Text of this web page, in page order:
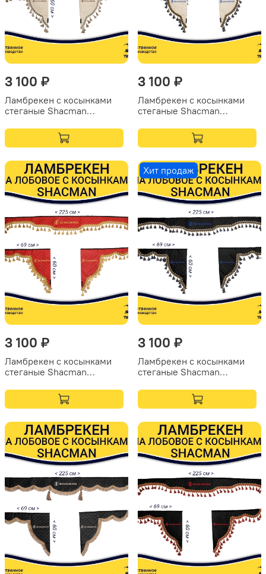
3 100 ₽
Ламбрекен с косынками
стеганые Shacman
бежевые кисточки)
3 100 ₽
Ламбрекен с косынками
стеганые Shacman
кисточки)
3 100 ₽
Ламбрекен с косынками
стеганые Shacman
золотые кисточки)
Хит продаж
3 100 ₽
Ламбрекен с косынками
стеганые Shacman
кисточки)